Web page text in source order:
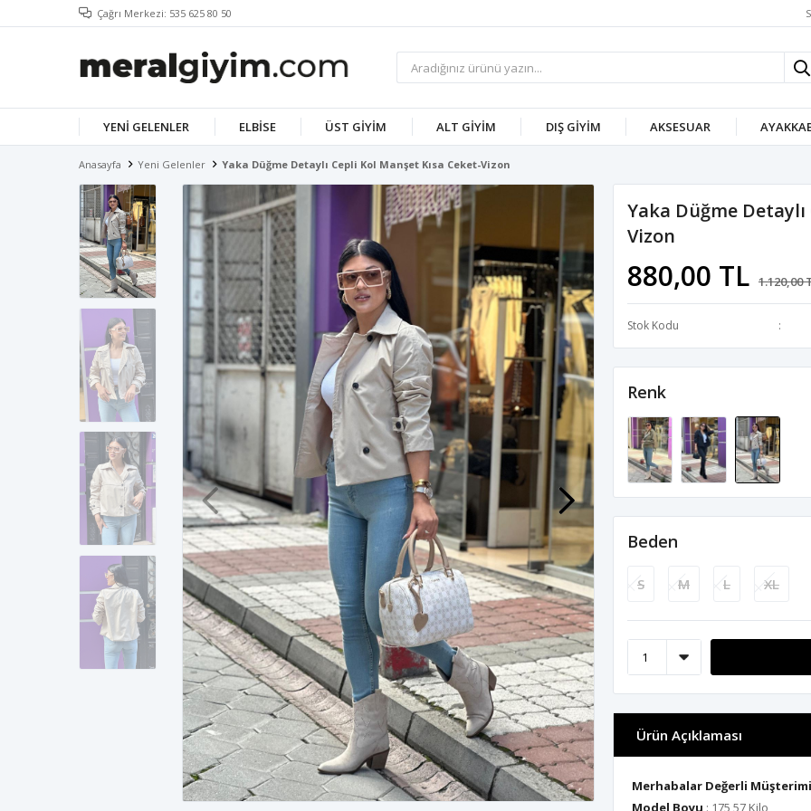
Çağrı Merkezi: 535 625 80 50
YENI GELENLER ELBISE ÜST GIYIM ALT GIYIM DIŞ GIYIM AKSESUAR
Anasayfa Yeni Gelenler Yaka Düğme Detaylı Cepli Kol Manşet Kısa Ceket-Vizon
Yaka Düğme
Vizon
880,00 TL 1.120,00
Stok Kodu
Renk
Beden
S M L XL
Ürün Açıklaması
Merhabalar Değerli
Model Boyu : 175 57 Kilo